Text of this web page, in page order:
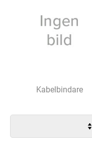
Kabelbindare